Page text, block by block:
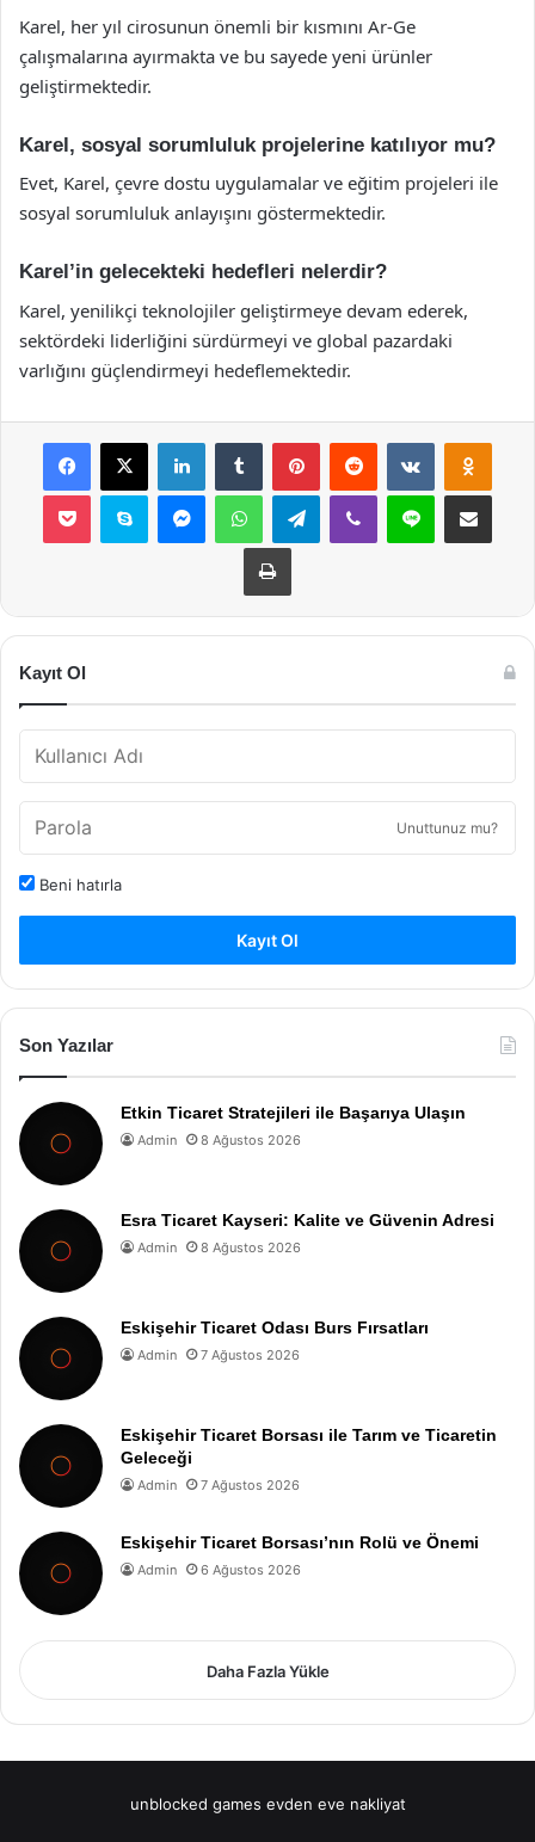
Karel, her yıl cirosunun önemli bir kısmını Ar-Ge
çalışmalarına ayırmakta ve bu sayede yeni ürünler
geliştirmektedir.
Karel, sosyal sorumluluk projelerine katılıyor mu?
Evet, Karel, çevre dostu uygulamalar ve eğitim projeleri ile
sosyal sorumluluk anlayışını göstermektedir.
Karel’in gelecekteki hedefleri nelerdir?
Karel, yenilikçi teknolojiler geliştirmeye devam ederek,
sektördeki liderliğini sürdürmeyi ve global pazardaki
varlığını güçlendirmeyi hedeflemektedir.
Facebook
X LinkedInTumblr PinterestReddit VKontakte
Pocket Skype MessengerWhatsAppTelegramViber Line E-Posta ile
Yazdır
Kayıt Ol
Unuttunuz mu?
Beni hatırla
Kayıt Ol
Son Yazılar
Etkin Ticaret Stratejileri ile Başarıya Ulaşın
Admin 8 Ağustos 2026
Esra Ticaret Kayseri: Kalite ve Güvenin Adresi
Admin 8 Ağustos 2026
Eskişehir Ticaret Odası Burs Fırsatları
Admin 7 Ağustos 2026
Eskişehir Ticaret Borsası ile Tarım ve Ticaretin
Geleceği
Admin 7 Ağustos 2026
Eskişehir Ticaret Borsası’nın Rolü ve Önemi
Admin 6 Ağustos 2026
Daha Fazla Yükle
unblocked games evden eve nakliyat